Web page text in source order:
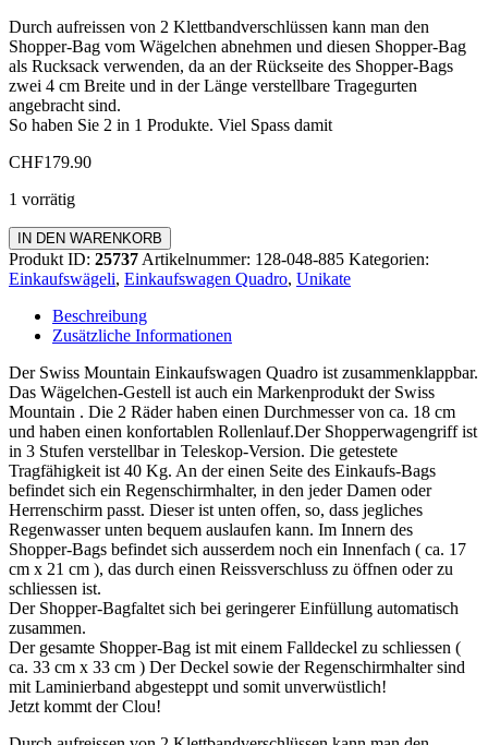
Durch aufreissen von 2 Klettbandverschlüssen kann man den
Shopper-Bag vom Wägelchen abnehmen und diesen Shopper-Bag
als Rucksack verwenden, da an der Rückseite des Shopper-Bags
zwei 4 cm Breite und in der Länge verstellbare Tragegurten
angebracht sind.
So haben Sie 2 in 1 Produkte. Viel Spass damit
CHF179.90
1 vorrätig
Einkaufswagen
Quadro
Menge
IN DEN WARENKORB
Produkt ID: 25737 Artikelnummer: 128-048-885 Kategorien:
Einkaufswägeli, Einkaufswagen Quadro, Unikate
Beschreibung
Zusätzliche Informationen
Der Swiss Mountain Einkaufswagen Quadro ist zusammenklappbar.
Das Wägelchen-Gestell ist auch ein Markenprodukt der Swiss
Mountain . Die 2 Räder haben einen Durchmesser von ca. 18 cm
und haben einen konfortablen Rollenlauf.Der Shopperwagengriff ist
in 3 Stufen verstellbar in Teleskop-Version. Die getestete
Tragfähigkeit ist 40 Kg. An der einen Seite des Einkaufs-Bags
befindet sich ein Regenschirmhalter, in den jeder Damen oder
Herrenschirm passt. Dieser ist unten offen, so, dass jegliches
Regenwasser unten bequem auslaufen kann. Im Innern des
Shopper-Bags befindet sich ausserdem noch ein Innenfach ( ca. 17
cm x 21 cm ), das durch einen Reissverschluss zu öffnen oder zu
schliessen ist.
Der Shopper-Bagfaltet sich bei geringerer Einfüllung automatisch
zusammen.
Der gesamte Shopper-Bag ist mit einem Falldeckel zu schliessen (
ca. 33 cm x 33 cm ) Der Deckel sowie der Regenschirmhalter sind
mit Laminierband abgesteppt und somit unverwüstlich!
Jetzt kommt der Clou!